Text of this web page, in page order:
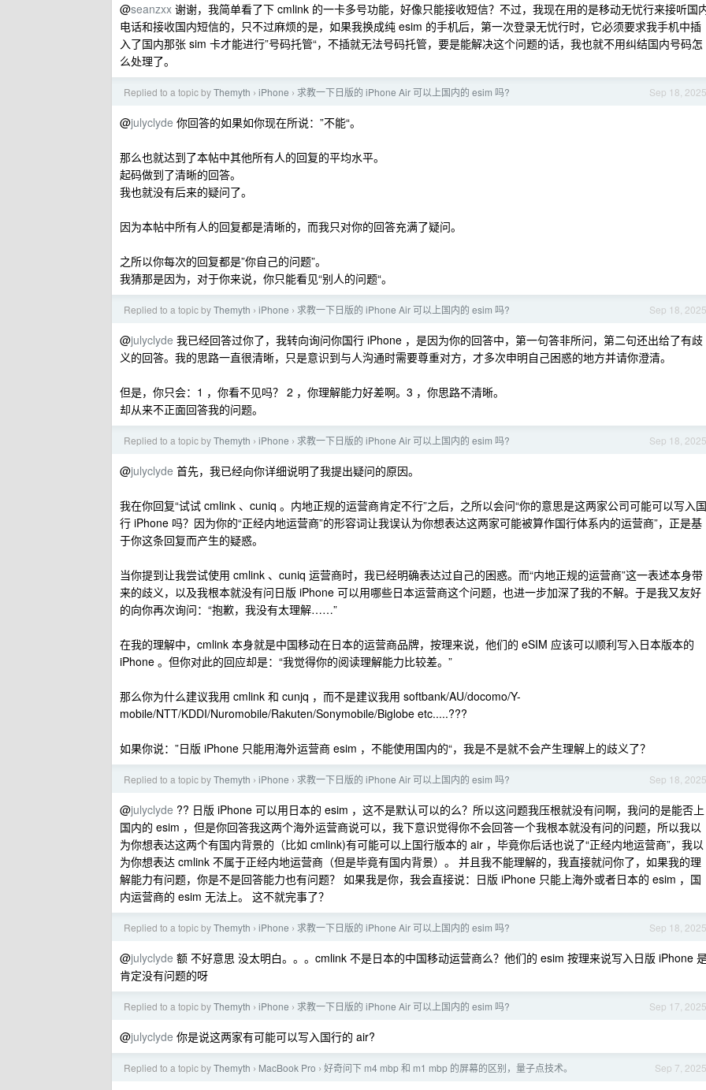
@seanzxx 谢谢，我简单看了下 cmlink 的一卡多号功能，好像只能接收短信？不过，我现在用的是移动无忧行来接听国
电话和接收国内短信的，只不过麻烦的是，如果我换成纯 esim 的手机后，第一次登录无忧行时，它必须要求我手机中插
入了国内那张 sim 卡才能进行”号码托管“，不插就无法号码托管，要是能解决这个问题的话，我也就不用纠结国内号码怎
么处理了。
Sep 18, 2025
Replied to a topic byThemyth › iPhone › 求教一下日版的 iPhone Air 可以上国内的 esim 吗?
@julyclyde 你回答的如果如你现在所说：”不能“。
那么也就达到了本帖中其他所有人的回复的平均水平。
起码做到了清晰的回答。
我也就没有后来的疑问了。
因为本帖中所有人的回复都是清晰的，而我只对你的回答充满了疑问。
之所以你每次的回复都是”你自己的问题”。
我猜那是因为，对于你来说，你只能看见“别人的问题“。
Sep 18, 2025
Replied to a topic byThemyth › iPhone › 求教一下日版的 iPhone Air 可以上国内的 esim 吗?
@julyclyde 我已经回答过你了，我转向询问你国行 iPhone ，是因为你的回答中，第一句答非所问，第二句还出给了有歧
义的回答。我的思路一直很清晰，只是意识到与人沟通时需要尊重对方，才多次申明自己困惑的地方并请你澄清。
但是，你只会：1 ，你看不见吗？ 2 ，你理解能力好差啊。3 ，你思路不清晰。
却从来不正面回答我的问题。
Sep 18, 2025
Replied to a topic byThemyth › iPhone › 求教一下日版的 iPhone Air 可以上国内的 esim 吗?
@julyclyde 首先，我已经向你详细说明了我提出疑问的原因。
我在你回复“试试 cmlink 、cuniq 。内地正规的运营商肯定不行”之后，之所以会问“你的意思是这两家公司可能可以写入国
行 iPhone 吗？因为你的“正经内地运营商”的形容词让我误认为你想表达这两家可能被算作国行体系内的运营商”，正是基
于你这条回复而产生的疑惑。
当你提到让我尝试使用 cmlink 、cuniq 运营商时，我已经明确表达过自己的困惑。而“内地正规的运营商”这一表述本身带
来的歧义，以及我根本就没有问日版 iPhone 可以用哪些日本运营商这个问题，也进一步加深了我的不解。于是我又友好
的向你再次询问：“抱歉，我没有太理解……”
在我的理解中，cmlink 本身就是中国移动在日本的运营商品牌，按理来说，他们的 eSIM 应该可以顺利写入日本版本的
iPhone 。但你对此的回应却是：“我觉得你的阅读理解能力比较差。”
那么你为什么建议我用 cmlink 和 cunjq ，而不是建议我用 softbank/AU/docomo/Y-
mobile/NTT/KDDI/Nuromobile/Rakuten/Sonymobile/Biglobe etc.....???
如果你说：”日版 iPhone 只能用海外运营商 esim ，不能使用国内的“，我是不是就不会产生理解上的歧义了？
Sep 18, 2025
Replied to a topic byThemyth › iPhone › 求教一下日版的 iPhone Air 可以上国内的 esim 吗?
@julyclyde ?? 日版 iPhone 可以用日本的 esim ，这不是默认可以的么？所以这问题我压根就没有问啊，我问的是能否上
国内的 esim ，但是你回答我这两个海外运营商说可以，我下意识觉得你不会回答一个我根本就没有问的问题，所以我以
为你想表达这两个有国内背景的（比如 cmlink)有可能可以上国行版本的 air ，毕竟你后话也说了“正经内地运营商”，我以
为你想表达 cmlink 不属于正经内地运营商（但是毕竟有国内背景）。 并且我不能理解的，我直接就问你了，如果我的理
解能力有问题，你是不是回答能力也有问题？ 如果我是你，我会直接说：日版 iPhone 只能上海外或者日本的 esim ，国
内运营商的 esim 无法上。 这不就完事了？
Sep 18, 2025
Replied to a topic byThemyth › iPhone › 求教一下日版的 iPhone Air 可以上国内的 esim 吗?
@julyclyde 额 不好意思 没太明白。。。cmlink 不是日本的中国移动运营商么？他们的 esim 按理来说写入日版 iPhone
肯定没有问题的呀
Sep 17, 2025
Replied to a topic byThemyth › iPhone › 求教一下日版的 iPhone Air 可以上国内的 esim 吗?
@julyclyde 你是说这两家有可能可以写入国行的 air?
Sep 7, 2025
Replied to a topic byThemyth › MacBook Pro › 好奇问下 m4 mbp 和 m1 mbp 的屏幕的区别，量子点技术。